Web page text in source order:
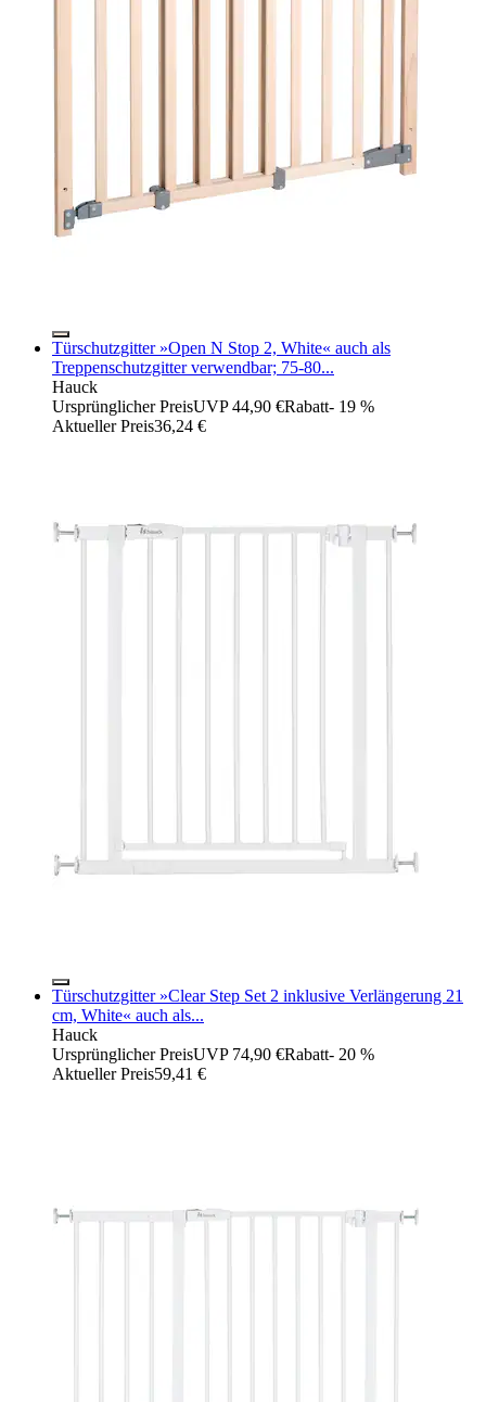
Türschutzgitter »Open N Stop 2, White« auch als
Treppenschutzgitter verwendbar; 75-80...
Hauck
Ursprünglicher PreisUVP 44,90 €Rabatt- 19 %
Aktueller Preis36,24 €
Türschutzgitter »Clear Step Set 2 inklusive Verlängerung 21
cm, White« auch als...
Hauck
Ursprünglicher PreisUVP 74,90 €Rabatt- 20 %
Aktueller Preis59,41 €